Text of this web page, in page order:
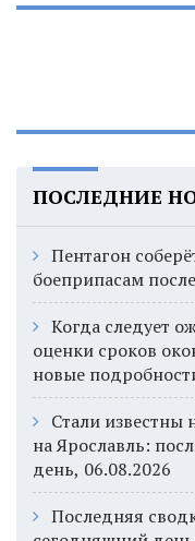
ПОСЛЕДНИЕ
Пентагон
боеприпасам
Когда следует
оценки сроков
новые
Стали известны
на Ярославль:
день, 06.08.2026
Последняя